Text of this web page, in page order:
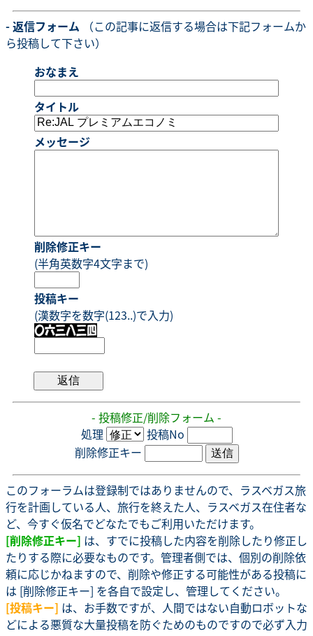
- 返信フォーム （この記事に返信する場合は下記フォームか
ら投稿して下さい）
おなまえ
タイトル
メッセージ
削除修正キー
(半角英数字4文字まで)
投稿キー
(漢数字を数字(123..)で入力)
- 投稿修正/削除フォーム -
処理
投稿No
削除修正キー
このフォーラムは登録制ではありませんので、ラスベガス旅
行を計画している人、旅行を終えた人、ラスベガス在住者な
ど、今すぐ仮名でどなたでもご利用いただけます。
[削除修正キー] は、すでに投稿した内容を削除したり修正し
たりする際に必要なものです。管理者側では、個別の削除依
頼に応じかねますので、削除や修正する可能性がある投稿に
は [削除修正キー] を各自で設定し、管理してください。
[投稿キー] は、お手数ですが、人間ではない自動ロボットな
どによる悪質な大量投稿を防ぐためのものですので必ず入力